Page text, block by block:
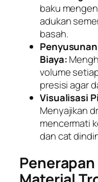
baku
adukan
basah.
Biaya:
volume
presisi agar
Visualisasi
Menyajikan
mencermati
dan cat